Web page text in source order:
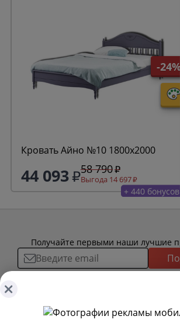
-24%
Кровать Айно №10 1800х2000
44 093 58 790
Выгода 14 697
+ 440 бонусов
Получайте первыми наши лучшие